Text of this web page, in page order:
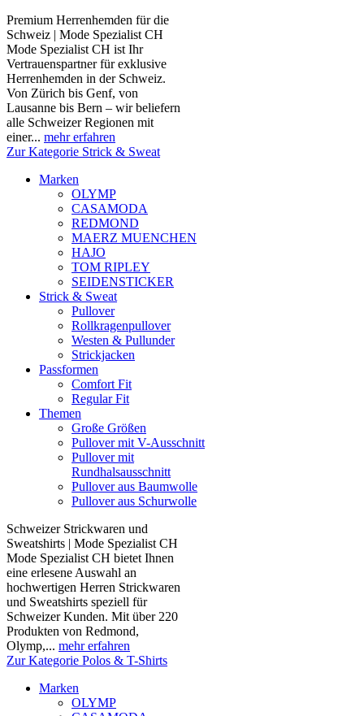
Premium Herrenhemden für die
Schweiz | Mode Spezialist CH
Mode Spezialist CH ist Ihr
Vertrauenspartner für exklusive
Herrenhemden in der Schweiz.
Von Zürich bis Genf, von
Lausanne bis Bern – wir beliefern
alle Schweizer Regionen mit
einer... mehr erfahren
Zur Kategorie Strick & Sweat
Marken
OLYMP
CASAMODA
REDMOND
MAERZ MUENCHEN
HAJO
TOM RIPLEY
SEIDENSTICKER
Strick & Sweat
Pullover
Rollkragenpullover
Westen & Pullunder
Strickjacken
Passformen
Comfort Fit
Regular Fit
Themen
Große Größen
Pullover mit V-Ausschnitt
Pullover mit
Rundhalsausschnitt
Pullover aus Baumwolle
Pullover aus Schurwolle
Schweizer Strickwaren und
Sweatshirts | Mode Spezialist CH
Mode Spezialist CH bietet Ihnen
eine erlesene Auswahl an
hochwertigen Herren Strickwaren
und Sweatshirts speziell für
Schweizer Kunden. Mit über 220
Produkten von Redmond,
Olymp,... mehr erfahren
Zur Kategorie Polos & T-Shirts
Marken
OLYMP